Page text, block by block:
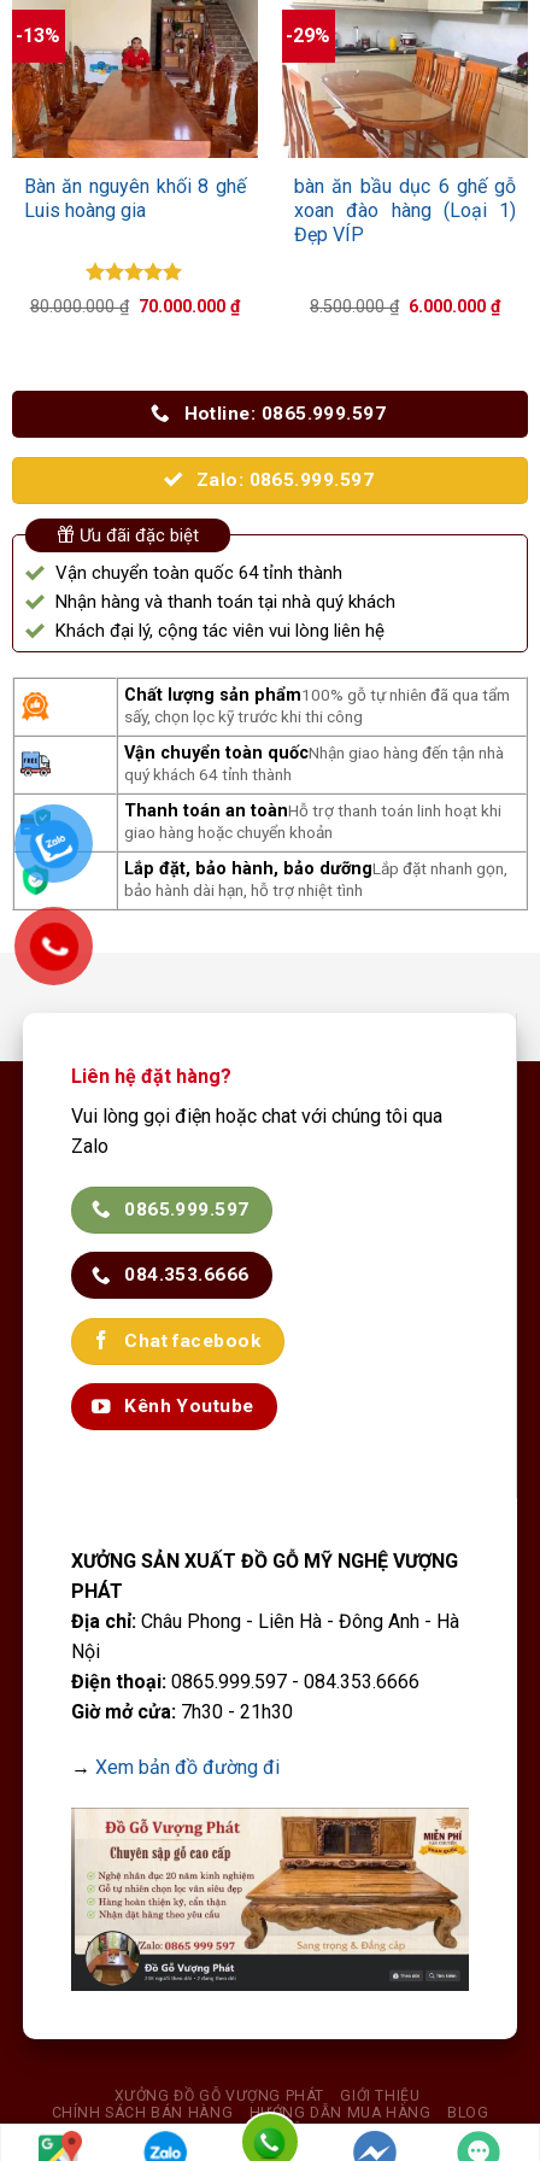
-13%
Bàn ăn nguyên khối 8 ghế
Luis hoàng gia
Được xếp
hạng
80.000.000₫ Giá
70.000.000₫Giá
hiện
-29%
bàn ăn bầu dục 6 ghế gỗ
xoan đào hàng (Loại 1)
Đẹp VÍP
8.500.000₫ Giá
6.000.000₫Giá
hiện
Hotline: 0865.999.597
Zalo: 0865.999.597
Ưu đãi đặc biệt
Vận chuyển toàn quốc 64 tỉnh thành
Nhận hàng và thanh toán tại nhà quý khách
Khách đại lý, cộng tác viên vui lòng liên hệ
Chất lượng sản phẩm100% gỗ tự nhiên đã qua tẩm
sấy, chọn lọc kỹ trước khi thi công
Vận chuyển toàn quốcNhận giao hàng đến tận nhà
quý khách 64 tỉnh thành
Thanh toán an toànHỗ trợ thanh toán linh hoạt khi
giao hàng hoặc chuyển khoản
Lắp đặt, bảo hành, bảo dưỡngLắp đặt nhanh gọn,
bảo hành dài hạn, hỗ trợ nhiệt tình
Liên hệ đặt hàng?
Vui lòng gọi điện hoặc chat với chúng tôi qua
Zalo
0865.999.597
084.353.6666
Chat facebook
Kênh Youtube
XƯỞNG SẢN XUẤT ĐỒ GỖ MỸ NGHỆ VƯỢNG
PHÁT
Địa chỉ:Châu Phong - Liên Hà - Đông Anh - Hà
Nội
Điện thoại:0865.999.597 - 084.353.6666
Giờ mở cửa:7h30 - 21h30
→ Xem bản đồ đường đi
XƯỞNG ĐỒ GỖ VƯỢNG PHÁT
GIỚI THIỆU
CHÍNH SÁCH BÁN HÀNG
HƯỚNG DẪN MUA HÀNG
BLOG
LIÊN HỆ